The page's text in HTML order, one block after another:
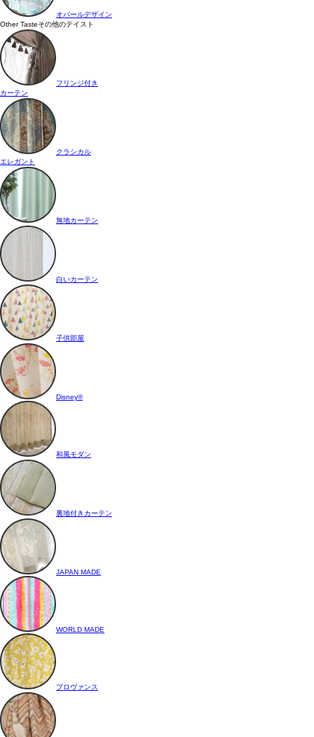
オパールデザイン
Other Tasteその他のテイスト
フリンジ付き
カーテン
クラシカル
エレガント
無地カーテン
白いカーテン
子供部屋
Disney®
和風モダン
裏地付きカーテン
JAPAN MADE
WORLD MADE
プロヴァンス